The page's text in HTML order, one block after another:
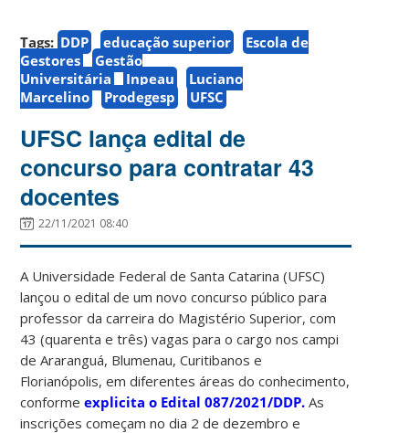
Tags: DDP educação superior
Escola de
Gestores
Gestão
Universitária
Inpeau
Luciano
Marcelino
Prodegesp UFSC
UFSC lança edital de
concurso para contratar 43
docentes
22/11/2021 08:40
A Universidade Federal de Santa Catarina (UFSC)
lançou o edital de um novo concurso público para
professor da carreira do Magistério Superior, com
43 (quarenta e três) vagas para o cargo nos campi
de Araranguá, Blumenau, Curitibanos e
Florianópolis, em diferentes áreas do conhecimento,
conformeexplicita o Edital 087/2021/DDP. As
inscrições começam no dia 2 de dezembro e